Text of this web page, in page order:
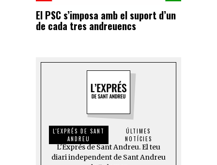
El PSC s’imposa amb el suport d’un
de cada tres andreuencs
L'EXPRÉS DE SANT
ANDREU
ÚLTIMES
NOTÍCIES
L'Exprés de Sant Andreu. El teu
diari independent de Sant Andreu